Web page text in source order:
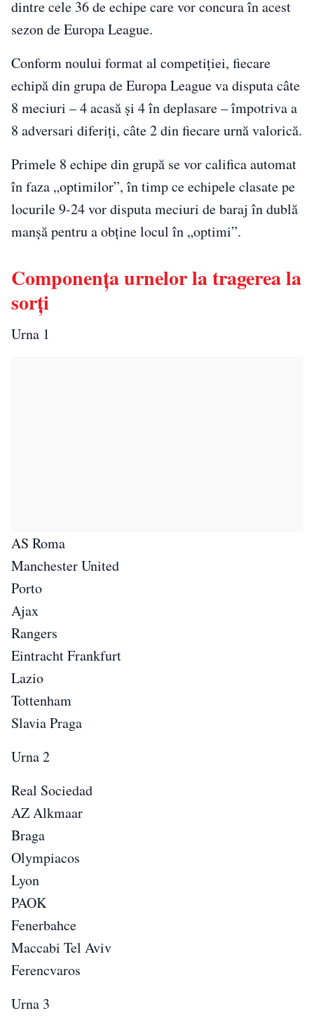
dintre cele 36 de echipe care vor concura în acest
sezon de Europa League.
Conform noului format al competiției, fiecare
echipă din grupa de Europa League va disputa câte
8 meciuri – 4 acasă și 4 în deplasare – împotriva a
8 adversari diferiți, câte 2 din fiecare urnă valorică.
Primele 8 echipe din grupă se vor califica automat
în faza „optimilor”, în timp ce echipele clasate pe
locurile 9-24 vor disputa meciuri de baraj în dublă
manșă pentru a obține locul în „optimi”.
Componența urnelor la tragerea la
sorți
Urna 1
AS Roma
Manchester United
Porto
Ajax
Rangers
Eintracht Frankfurt
Lazio
Tottenham
Slavia Praga
Urna 2
Real Sociedad
AZ Alkmaar
Braga
Olympiacos
Lyon
PAOK
Fenerbahce
Maccabi Tel Aviv
Ferencvaros
Urna 3